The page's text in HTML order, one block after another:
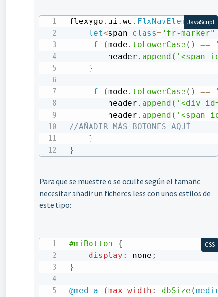
flexygo . ui . wc . FlxNavElement.
let<span class="fr-marker"
if
(mode . toLowerCase ( ) ==
        header
. append ( '<span
}
if (mode . toLowerCase ( ) ==
        header
. append ( '<div
        header
. append ( '<span
//AÑADIR MÁS BOTONES AQUÍ
}
}
JavaScript
Para que se muestre o se oculte según el tamaño
necesitar añadir un ficheros less con unos estilos de
este tipo:
#miBotton
{
display : none ;
}
@media (max-width : dbSize (
CSS